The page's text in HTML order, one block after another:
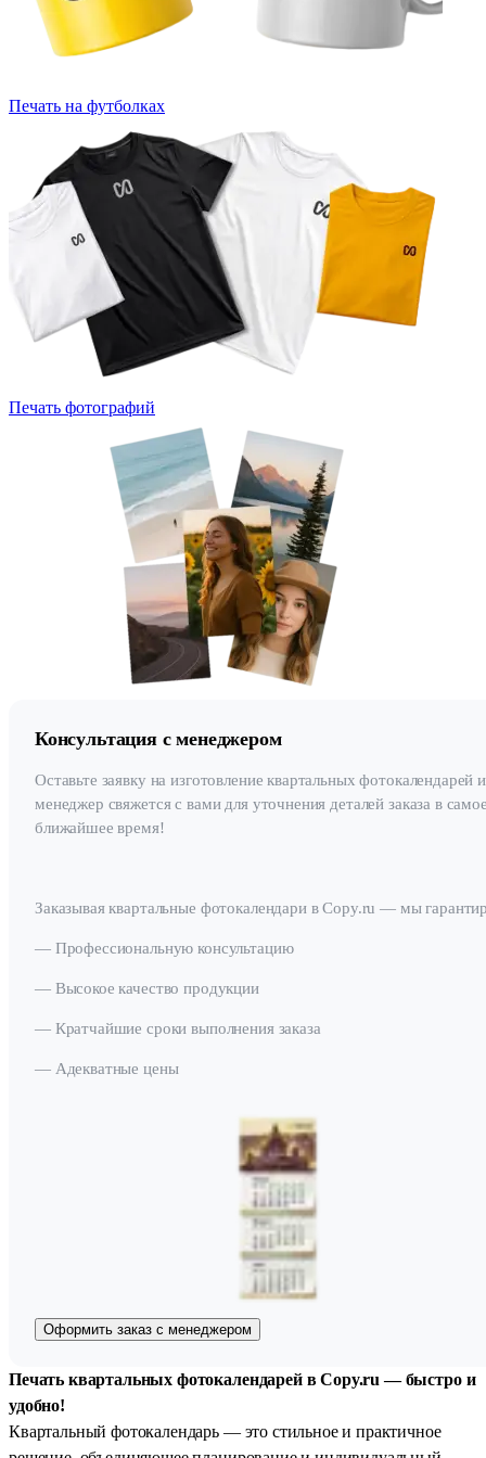
Печать на футболках
Печать фотографий
Консультация с менеджером
Оставьте заявку на изготовление квартальных фотокалендарей
менеджер свяжется с вами для уточнения деталей заказа в
ближайшее время!
Заказывая квартальные фотокалендари в Copy.ru — мы
— Профессиональную консультацию
— Высокое качество продукции
— Кратчайшие сроки выполнения заказа
— Адекватные цены
Оформить заказ с менеджером
Печать квартальных фотокалендарей в Copy.ru — быстро и
удобно!
Квартальный фотокалендарь — это стильное и практичное